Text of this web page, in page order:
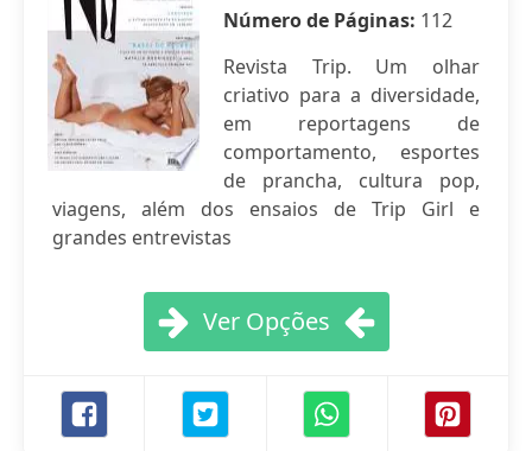
Número de Páginas: 112
Revista Trip. Um olhar
criativo para a diversidade,
em reportagens de
comportamento, esportes
de prancha, cultura pop,
viagens, além dos ensaios de Trip Girl e
grandes entrevistas
Ver Opções